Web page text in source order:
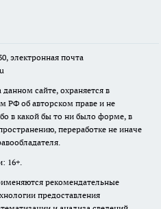
электронная почта
сайте, охраняется в
РФ об авторском праве и не
в какой бы то ни было форме, в
переработке не иначе
16+.
рекомендательные
предоставления